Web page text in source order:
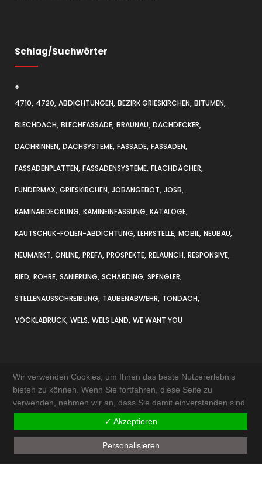
Schlag/Suchwörter
*
4710 4720 ABDICHTUNGEN BEZIRK GRIESKIRCHEN BITUMEN
BLECHDACH BLECHFASSADE BRAUNAU DACHDECKER
DACHRINNEN DACHSYSTEME FASSADE FASSADEN
FASSADENPLATTEN FASSADENSYSTEME FLACHDÄCHER
FUNDERMAX GRIESKIRCHEN JOBANGEBOT JOSB
KAMINABDECKUNG KAMINEINFASSUNG KATALOGE
KAUTSCHUK-FOLIEN-ABDICHTUNG LEHRSTELLE MOBIL NEUBAU
NEUMARKT ONLINE PREFA PROSPEKTE RELAUNCH RESPONSIVE
RIED ROHRE SANIERUNG SCHÄRDING SPENGLER
STELLENAUSSCHREIBUNG TAUBENABWEHR TONDACH
VÖCKLABRUCK WELS WELS LAND WE WANT YOU
KONTAKT & ANFAHRT
IMPRESSUM
AKTUELLES
Wir verwenden Cookies, um Ihnen das beste Nutzererlebnis
bieten zu können. Wenn Sie fortfahren, diese Seite zu
verwenden, nehmen wir an, dass Sie damit einverstanden sind.
✓ Akzeptieren
Personalisieren